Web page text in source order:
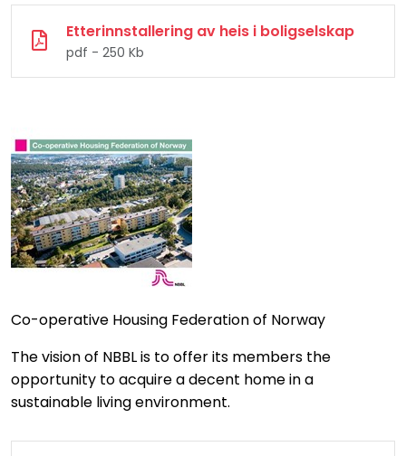
Etterinnstallering av heis i boligselskap
pdf - 250 Kb
Co-operative Housing Federation of Norway
The vision of NBBL is to offer its members the
opportunity to acquire a decent home in a
sustainable living environment.